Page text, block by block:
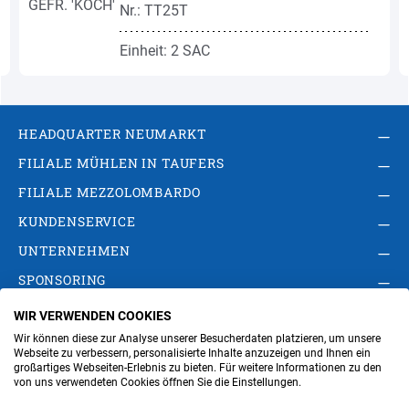
Nr.: TT25T
Einheit: 2 SAC
HEADQUARTER NEUMARKT
FILIALE MÜHLEN IN TAUFERS
FILIALE MEZZOLOMBARDO
KUNDENSERVICE
UNTERNEHMEN
SPONSORING
AGB Privacy Policy
Impressum
Cookie-Einstellungen ändern
Verwaltung
WIR VERWENDEN COOKIES
Wir können diese zur Analyse unserer Besucherdaten platzieren, um unsere
Webseite zu verbessern, personalisierte Inhalte anzuzeigen und Ihnen ein
großartiges Webseiten-Erlebnis zu bieten. Für weitere Informationen zu den
von uns verwendeten Cookies öffnen Sie die Einstellungen.